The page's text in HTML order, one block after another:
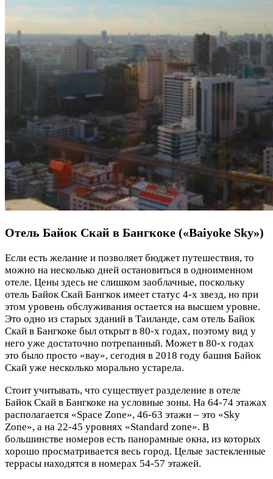
Отель Байок Скай в Бангкоке («Baiyoke Sky»)
Если есть желание и позволяет бюджет путешествия, то
можно на несколько дней остановиться в одноименном
отеле. Цены здесь не слишком заоблачные, поскольку
отель Байок Скай Бангкок имеет статус 4-х звезд, но при
этом уровень обслуживания остается на высшем уровне.
Это одно из старых зданий в Таиланде, сам отель Байок
Скай в Бангкоке был открыт в 80-х годах, поэтому вид у
него уже достаточно потрепанный. Может в 80-х годах
это было просто «вау», сегодня в 2018 году башня Байок
Скай уже несколько морально устарела.
Стоит учитывать, что существует разделение в отеле
Байок Скай в Бангкоке на условные зоны. На 64-74 этажах
располагается «Space Zone», 46-63 этажи – это «Sky
Zone», а на 22-45 уровнях «Standard zone». В
большинстве номеров есть панорамные окна, из которых
хорошо просматривается весь город. Целые застекленные
террасы находятся в номерах 54-57 этажей.